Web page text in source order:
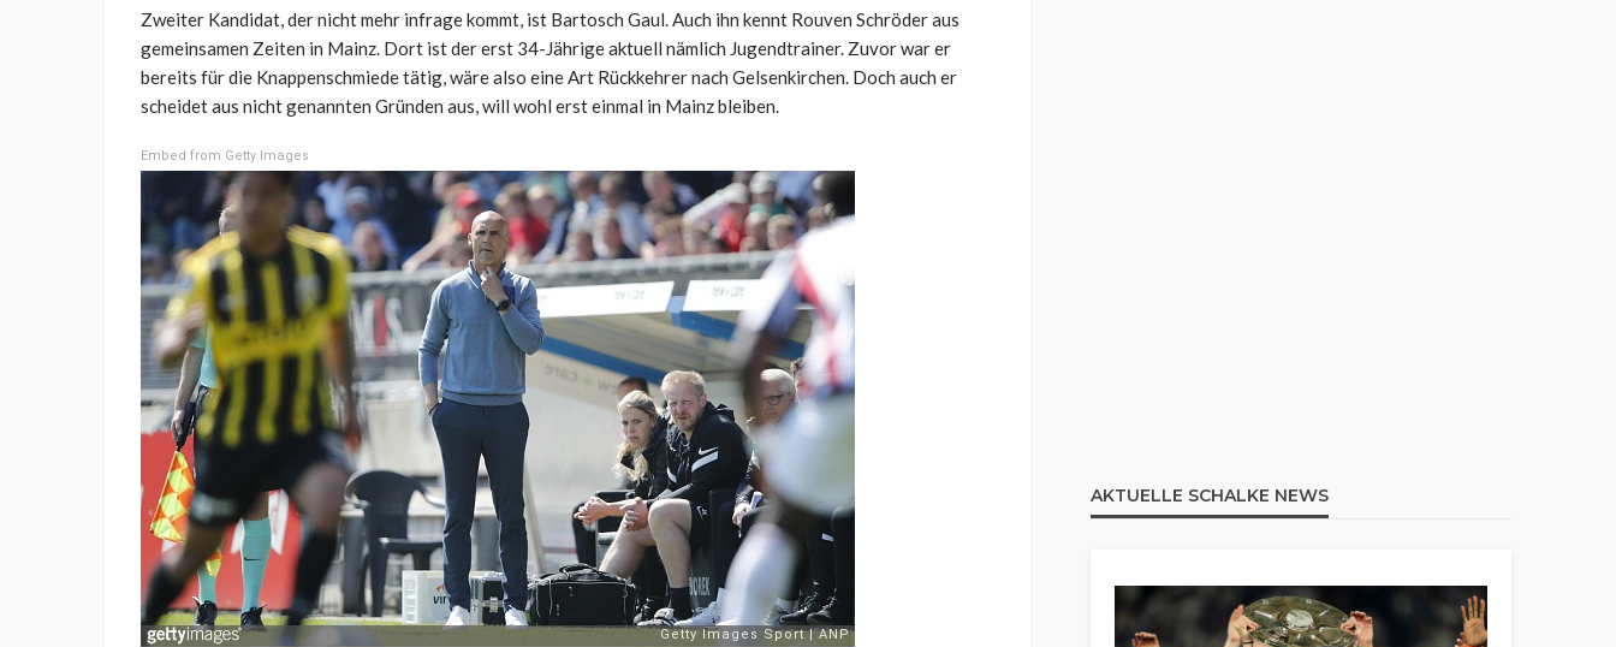
Zweiter Kandidat, der nicht mehr infrage kommt, ist Bartosch Gaul. Auch ihn kennt Rouven Schröder aus
gemeinsamen Zeiten in Mainz. Dort ist der erst 34-Jährige aktuell nämlich Jugendtrainer. Zuvor war er
bereits für die Knappenschmiede tätig, wäre also eine Art Rückkehrer nach Gelsenkirchen. Doch auch er
scheidet aus nicht genannten Gründen aus, will wohl erst einmal in Mainz bleiben.
Embed from Getty Images
AKTUELLE SCHALKE NEWS